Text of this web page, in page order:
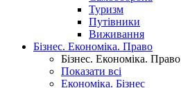
Туризм
Путівники
Виживання
Бізнес. Економіка. Право
Бізнес. Економіка. Право
Показати всі
Економіка. Бізнес